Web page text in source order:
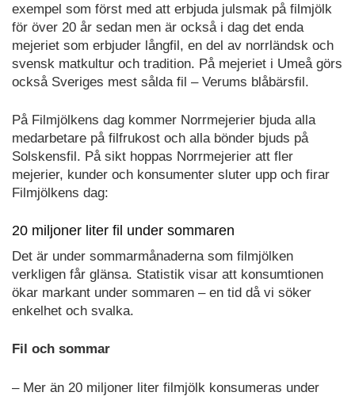
exempel som först med att erbjuda julsmak på filmjölk
för över 20 år sedan men är också i dag det enda
mejeriet som erbjuder långfil, en del av norrländsk och
svensk matkultur och tradition. På mejeriet i Umeå görs
också Sveriges mest sålda fil – Verums blåbärsfil.
På Filmjölkens dag kommer Norrmejerier bjuda alla
medarbetare på filfrukost och alla bönder bjuds på
Solskensfil. På sikt hoppas Norrmejerier att fler
mejerier, kunder och konsumenter sluter upp och firar
Filmjölkens dag:
20 miljoner liter fil under sommaren
Det är under sommarmånaderna som filmjölken
verkligen får glänsa. Statistik visar att konsumtionen
ökar markant under sommaren – en tid då vi söker
enkelhet och svalka.
Fil och sommar
– Mer än 20 miljoner liter filmjölk konsumeras under